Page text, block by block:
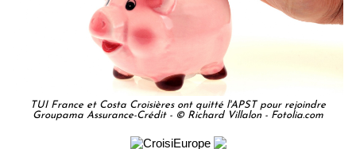
TUI France et Costa Croisières ont quitté l'APST pour rejoindre
Groupama Assurance-Crédit - © Richard Villalon - Fotolia.com